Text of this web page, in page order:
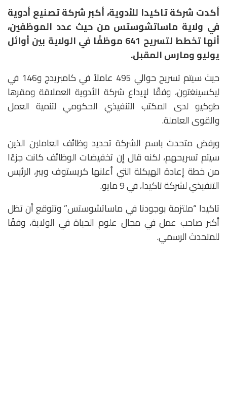
أكدت شركة تاكيدا للأدوية، أكبر شركة تصنيع أدوية
في ولاية ماساتشوستس من حيث عدد الموظفين،
أنها تخطط لتسريح 641 موظفًا في الولاية بين أوائل
يوليو ومارس المقبل.
حيث سيتم تسريح حوالي 495 عاملاً في كامبريدج و146 في
ليكسينغتون، وفقًا لإيداع شركة الأدوية العملاقة ومقرها
طوكيو لدى المكتب التنفيذي الحكومي لتنمية العمل
والقوى العاملة.
ورفض متحدث باسم الشركة تحديد وظائف العاملين الذين
سيتم تسريحهم، لكنه قال إن تخفيضات الوظائف كانت جزءًا
من خطة إعادة الهيكلة التي أعلنها كريستوف ويبر، الرئيس
التنفيذي لشركة تاكيدا، في 9 مايو.
تاكيدا “ملتزمة بوجودنا في ماساتشوستس” وتتوقع أن تظل
أكبر صاحب عمل في مجال علوم الحياة في الولاية، وفقًا
للمتحدث الرسمي.